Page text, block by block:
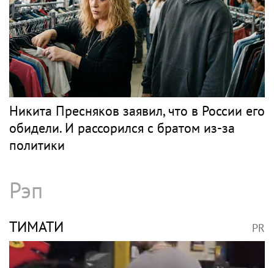
Никита Пресняков заявил, что в России его
обидели. И рассорился с братом из-за
политики
Рэп
ТИМАТИ PR